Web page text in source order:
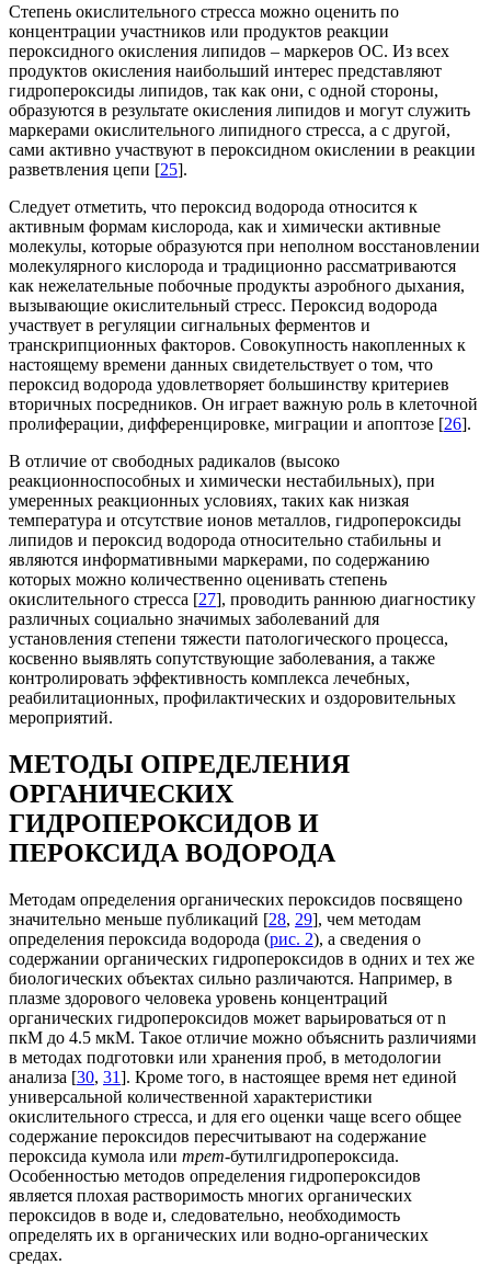
Степень окислительного стресса можно оценить по
концентрации участников или продуктов реакции
пероксидного окисления липидов – маркеров ОС. Из всех
продуктов окисления наибольший интерес представляют
гидропероксиды липидов, так как они, с одной стороны,
образуются в результате окисления липидов и могут служить
маркерами окислительного липидного стресса, а с другой,
сами активно участвуют в пероксидном окислении в реакции
разветвления цепи [25].
Следует отметить, что пероксид водорода относится к
активным формам кислорода, как и химически активные
молекулы, которые образуются при неполном восстановлении
молекулярного кислорода и традиционно рассматриваются
как нежелательные побочные продукты аэробного дыхания,
вызывающие окислительный стресс. Пероксид водорода
участвует в регуляции сигнальных ферментов и
транскрипционных факторов. Совокупность накопленных к
настоящему времени данных свидетельствует о том, что
пероксид водорода удовлетворяет большинству критериев
вторичных посредников. Он играет важную роль в клеточной
пролиферации, дифференцировке, миграции и апоптозе [26].
В отличие от свободных радикалов (высоко
реакционноспособных и химически нестабильных), при
умеренных реакционных условиях, таких как низкая
температура и отсутствие ионов металлов, гидропероксиды
липидов и пероксид водорода относительно стабильны и
являются информативными маркерами, по содержанию
которых можно количественно оценивать степень
окислительного стресса [27], проводить раннюю диагностику
различных социально значимых заболеваний для
установления степени тяжести патологического процесса,
косвенно выявлять сопутствующие заболевания, а также
контролировать эффективность комплекса лечебных,
реабилитационных, профилактических и оздоровительных
мероприятий.
МЕТОДЫ ОПРЕДЕЛЕНИЯ
ОРГАНИЧЕСКИХ
ГИДРОПЕРОКСИДОВ И
ПЕРОКСИДА ВОДОРОДА
Методам определения органических пероксидов посвящено
значительно меньше публикаций [28, 29], чем методам
определения пероксида водорода (рис. 2), а сведения о
содержании органических гидропероксидов в одних и тех же
биологических объектах сильно различаются. Например, в
плазме здорового человека уровень концентраций
органических гидропероксидов может варьироваться от n
пкМ до 4.5 мкМ. Такое отличие можно объяснить различиями
в методах подготовки или хранения проб, в методологии
анализа [30, 31]. Кроме того, в настоящее время нет единой
универсальной количественной характеристики
окислительного стресса, и для его оценки чаще всего общее
содержание пероксидов пересчитывают на содержание
пероксида кумола или трет-бутилгидропероксида.
Особенностью методов определения гидропероксидов
является плохая растворимость многих органических
пероксидов в воде и, следовательно, необходимость
определять их в органических или водно-органических
средах.